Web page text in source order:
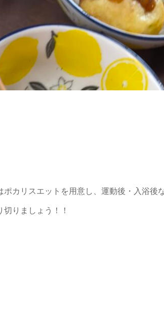
カリスエットを用意し、運動後・入浴後
りましょう！！